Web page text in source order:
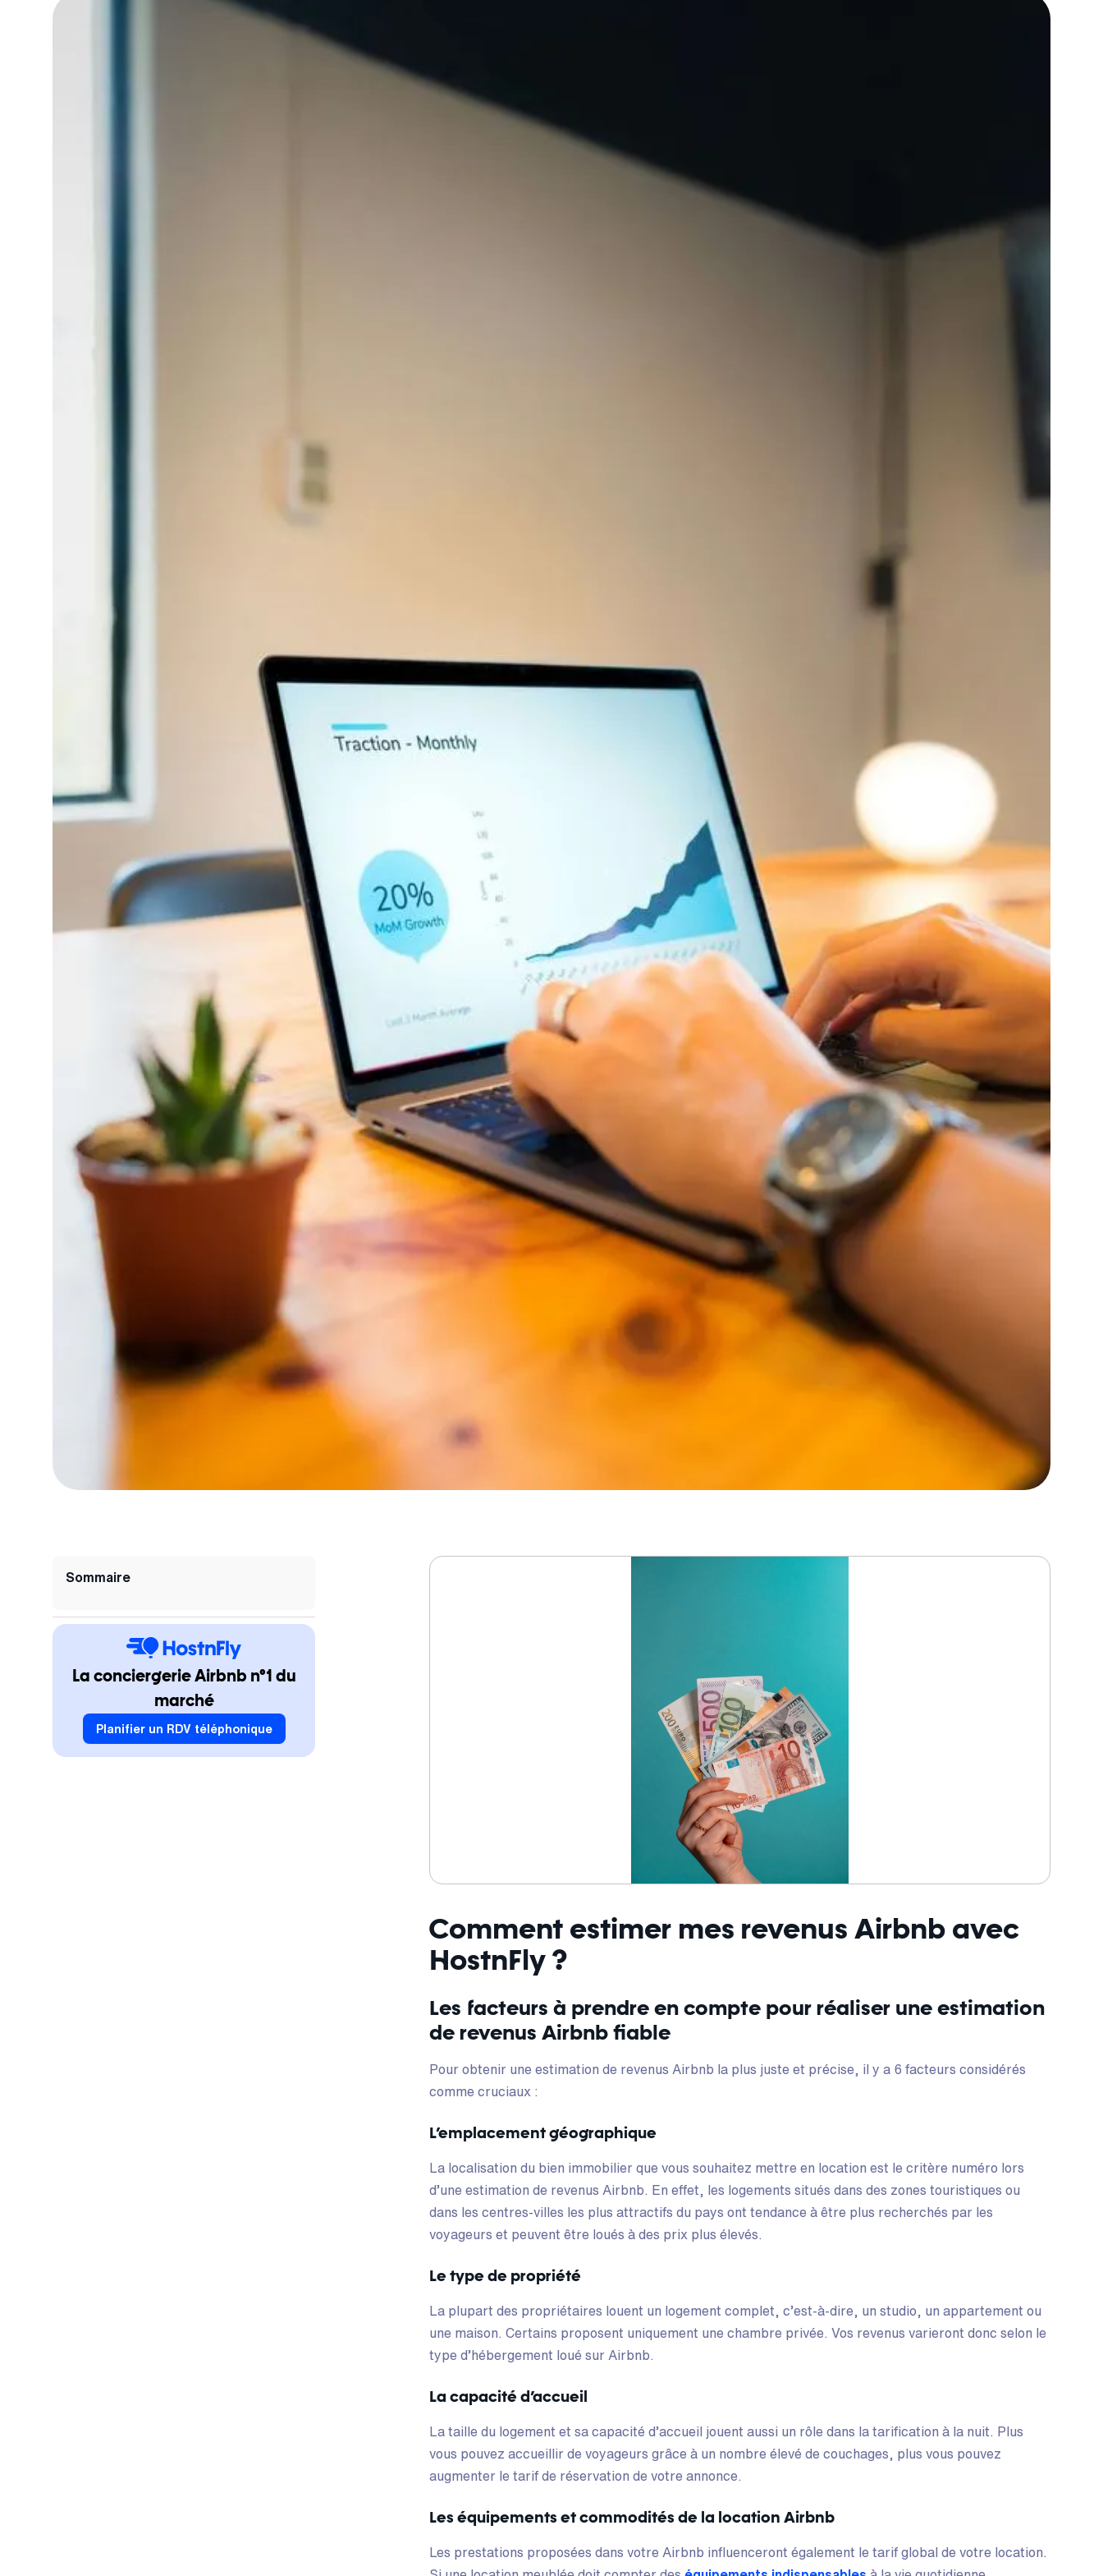
Sommaire
La conciergerie Airbnb n°1 du
marché
Planifier un RDV téléphonique
Comment estimer mes revenus Airbnb avec
HostnFly ?
Les facteurs à prendre en compte pour réaliser une estimation
de revenus Airbnb fiable
Pour obtenir une estimation de revenus Airbnb la plus juste et précise, il y a 6 facteurs considérés
comme cruciaux :
L’emplacement géographique
La localisation du bien immobilier que vous souhaitez mettre en location est le critère numéro lors
d’une estimation de revenus Airbnb. En effet, les logements situés dans des zones touristiques ou
dans les centres-villes les plus attractifs du pays ont tendance à être plus recherchés par les
voyageurs et peuvent être loués à des prix plus élevés.
Le type de propriété
La plupart des propriétaires louent un logement complet, c’est-à-dire, un studio, un appartement ou
une maison. Certains proposent uniquement une chambre privée. Vos revenus varieront donc selon le
type d’hébergement loué sur Airbnb.
La capacité d’accueil
La taille du logement et sa capacité d’accueil jouent aussi un rôle dans la tarification à la nuit. Plus
vous pouvez accueillir de voyageurs grâce à un nombre élevé de couchages, plus vous pouvez
augmenter le tarif de réservation de votre annonce.
Les équipements et commodités de la location Airbnb
Les prestations proposées dans votre Airbnb influenceront également le tarif global de votre location.